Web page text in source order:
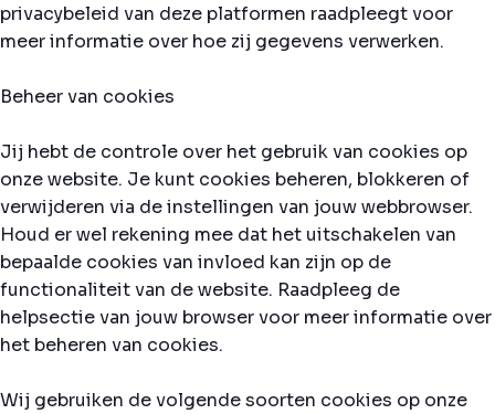
privacybeleid van deze platformen raadpleegt voor
meer informatie over hoe zij gegevens verwerken.
Beheer van cookies
Jij hebt de controle over het gebruik van cookies op
onze website. Je kunt cookies beheren, blokkeren of
verwijderen via de instellingen van jouw webbrowser.
Houd er wel rekening mee dat het uitschakelen van
bepaalde cookies van invloed kan zijn op de
functionaliteit van de website. Raadpleeg de
helpsectie van jouw browser voor meer informatie over
het beheren van cookies.
Wij gebruiken de volgende soorten cookies op onze